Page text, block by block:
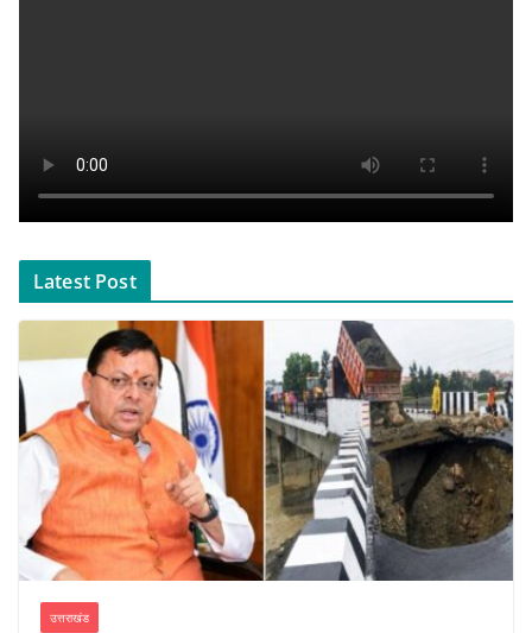
Latest Post
उत्तराखंड